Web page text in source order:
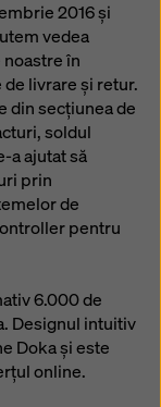
2016 și
vedea
în
livrare și retur.
din secțiunea de
soldul
a ajutat să
prin
de
pentru
6.000 de
Designul intuitiv
Doka și este
online.